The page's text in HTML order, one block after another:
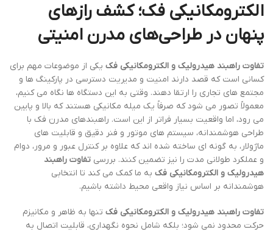
الکترومکانیکی فک؛ کشف رازهای
پنهان در طراحی‌های مدرن امنیتی
تفاوت راهبند هیدرولیک و الکترومکانیکی فک یکی از موضوعات مهم برای
کسانی است که قصد دارند امنیت و مدیریت دسترسی در پارکینگ ها و
مجتمع های تجاری را ارتقا دهند. وقتی به این دستگاه ها نگاه می کنیم،
معمولاً تصور می شود که صرفاً یک میله مکانیکی هستند که بالا و پایین
می رود، اما واقعیت بسیار فراتر از این است. راهبندهای مدرن فک با
طراحی هوشمندانه، سیستم های موتور و فنر دقیق و قابلیت های
ماژولار، به گونه ای ساخته شده اند که علاوه بر کنترل عبور و مرور، دوام
و عملکرد طولانی مدت را نیز تضمین کنند. بررسی تفاوت راهبند
هیدرولیک و الکترومکانیکی فک به ما کمک می کند تا انتخابی
هوشمندانه بر اساس نیاز واقعی محیط داشته باشیم.
تفاوت راهبند هیدرولیک و الکترومکانیکی فک تنها به ظاهر و مکانیزم
حرکت محدود نمی شود؛ بلکه شامل نحوه نگهداری، قابلیت اتصال به